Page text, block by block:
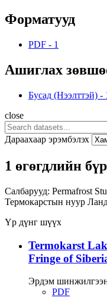
Форматууд
PDF - 1
Ашиглах
Бусад (Нээлттэй) -
close
Дараахаар эрэмбэлэх
1 өгөгдлийн
Салбарууд: Permafrost
Термокарстын нуур
Үр дүнг шүүх
Termokarst
Fringe of
Эрдэм
PDF